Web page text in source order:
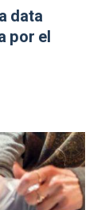
data
por el